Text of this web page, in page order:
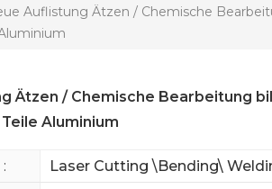
Auflistung Ätzen / Chemische
Ätzen / Chemische Bearbeitung
Aluminium
Laser Cutting \Bending\